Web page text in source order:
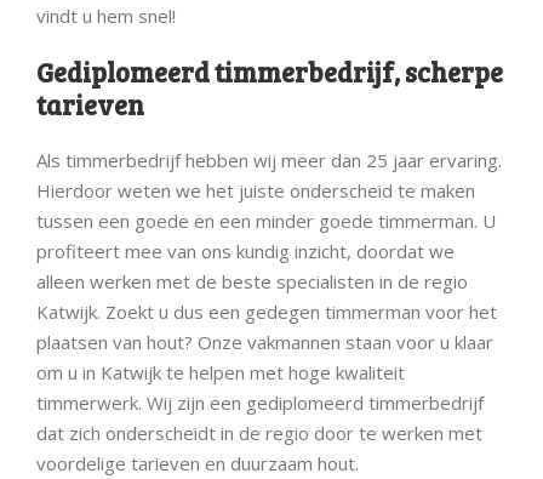
vindt u hem snel!
Gediplomeerd timmerbedrijf, scherpe
tarieven
Als timmerbedrijf hebben wij meer dan 25 jaar ervaring.
Hierdoor weten we het juiste onderscheid te maken
tussen een goede en een minder goede timmerman. U
profiteert mee van ons kundig inzicht, doordat we
alleen werken met de beste specialisten in de regio
Katwijk. Zoekt u dus een gedegen timmerman voor het
plaatsen van hout? Onze vakmannen staan voor u klaar
om u in Katwijk te helpen met hoge kwaliteit
timmerwerk. Wij zijn een gediplomeerd timmerbedrijf
dat zich onderscheidt in de regio door te werken met
voordelige tarieven en duurzaam hout.